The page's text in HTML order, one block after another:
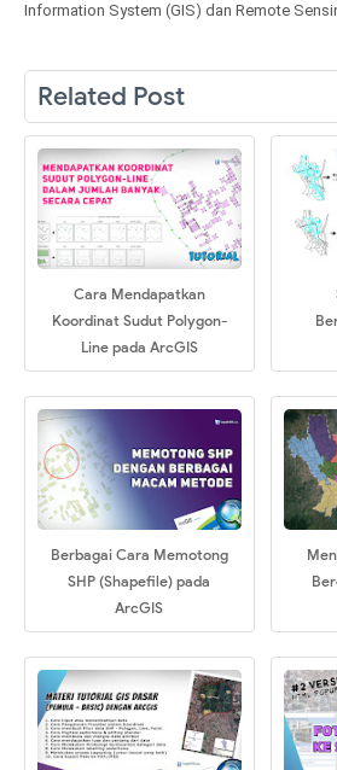
Information System (GIS) dan Remote
Related Post
Cara Mendapatkan
Koordinat Sudut Polygon-
Line pada ArcGIS
Berbagai Cara Memotong
SHP (Shapefile) pada
ArcGIS